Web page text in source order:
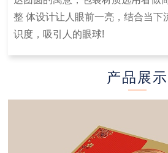
整 体设计让人眼前一亮，结合当下
识度，吸引人的眼球!
产品展示